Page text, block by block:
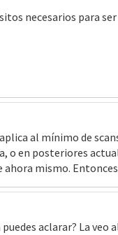
necesarios para ser
al mínimo de
o en posteriores
mismo.
aclarar? La veo